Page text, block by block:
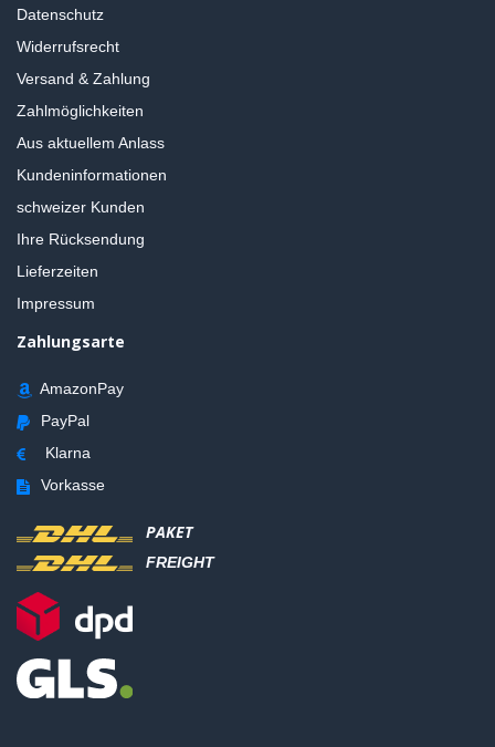
Datenschutz
Widerrufsrecht
Versand & Zahlung
Zahlmöglichkeiten
Aus aktuellem Anlass
Kundeninformationen
schweizer Kunden
Ihre Rücksendung
Lieferzeiten
Impressum
Zahlungsarte
AmazonPay
PayPal
Klarna
Vorkasse
PAKET
FREIGHT